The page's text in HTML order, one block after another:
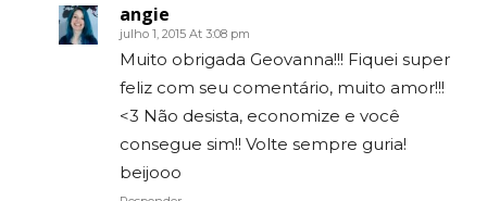
angie
julho 1, 2015 At 3:08 pm
Muito obrigada Geovanna!!! Fiquei super
feliz com seu comentário, muito amor!!!
<3 Não desista, economize e você
consegue sim!! Volte sempre guria!
beijooo